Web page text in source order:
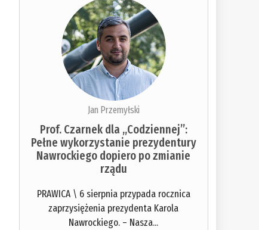
Jan Przemyłski
Prof. Czarnek dla „Codziennej”:
Pełne wykorzystanie prezydentury
Nawrockiego dopiero po zmianie
rządu
PRAWICA \ 6 sierpnia przypada rocznica
zaprzysiężenia prezydenta Karola
Nawrockiego. – Nasza...